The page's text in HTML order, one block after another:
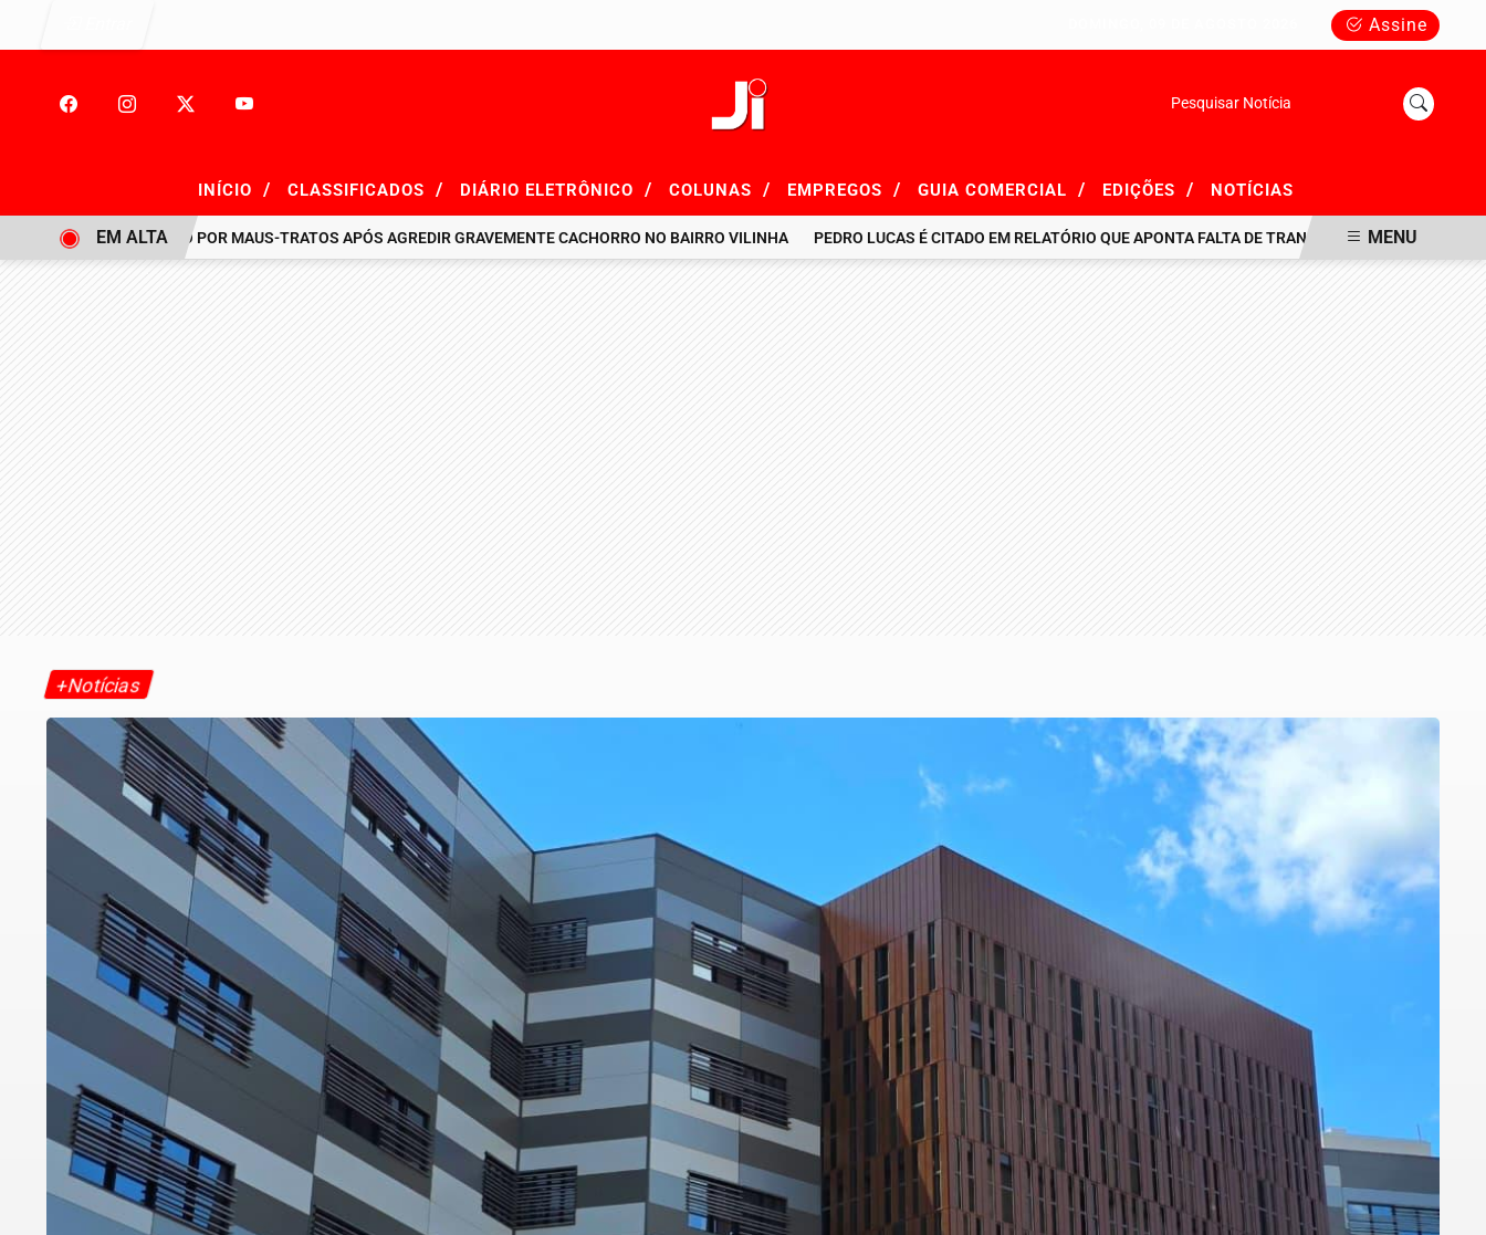
Assine
Pesquisar Notícia
INÍCIO / CLASSIFICADOS / DIÁRIO ELETRÔNICO / COLUNAS / EMPREGOS / GUIA COMERCIAL / EDIÇÕES / NOTÍCIAS
HOMEM É PRESO POR MAUS-TRATOS APÓS AGREDIR GRAVEMENTE CACHORRO NO BAIRRO VILINHA PEDRO LUCAS É CITADO EM RELATÓRIO QUE APONTA FALTA DE TRANSPARÊNCIA EM R$ 716
EM ALTA MENU
+Notícias